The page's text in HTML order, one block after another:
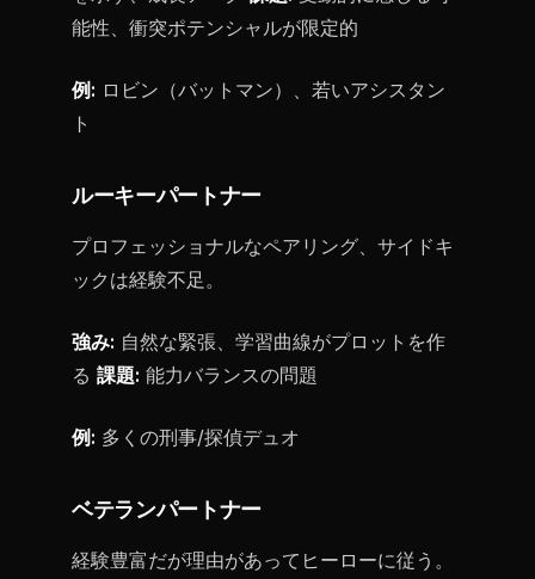
能性、衝突ポテンシャルが限定的
例: ロビン（バットマン）、若いアシスタン
ト
ルーキーパートナー
プロフェッショナルなペアリング、サイドキ
ックは経験不足。
強み: 自然な緊張、学習曲線がプロットを作
る 課題: 能力バランスの問題
例: 多くの刑事/探偵デュオ
ベテランパートナー
経験豊富だが理由があってヒーローに従う。